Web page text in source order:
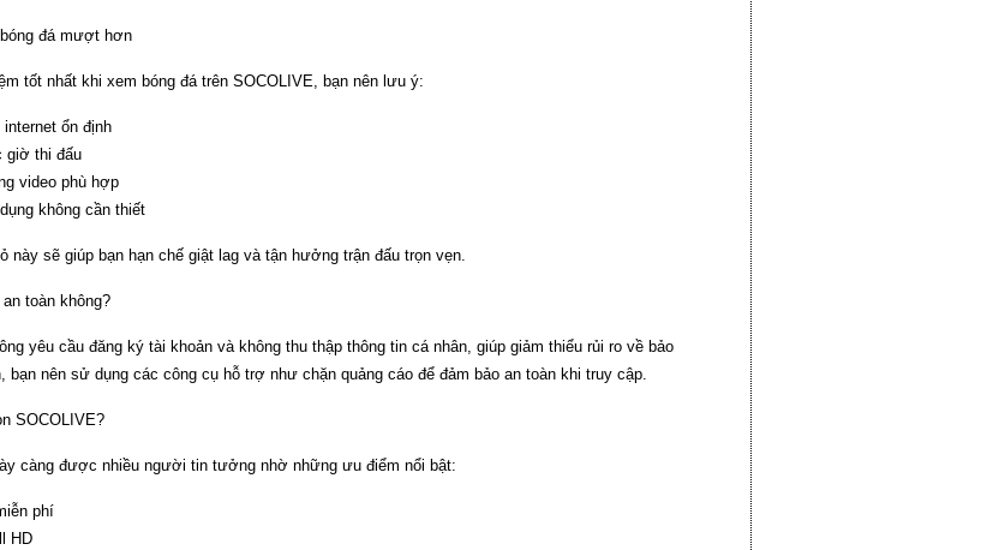
đá mượt hơn
tốt nhất khi xem bóng đá trên SOCOLIVE, bạn nên lưu ý:
ổn định
giờ thi đấu
video phù hợp
không cần thiết
này sẽ giúp bạn hạn chế giật lag và tận hưởng trận đấu trọn vẹn.
toàn không?
yêu cầu đăng ký tài khoản và không thu thập thông tin cá nhân, giúp giảm thiểu rủi ro về bảo
bạn nên sử dụng các công cụ hỗ trợ như chặn quảng cáo để đảm bảo an toàn khi truy cập.
SOCOLIVE?
càng được nhiều người tin tưởng nhờ những ưu điểm nổi bật:
phí
HD